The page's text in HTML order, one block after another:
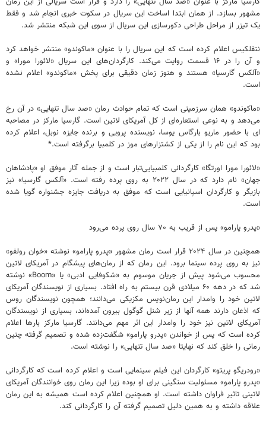
مشهور بسازد. از همان ابتدا اساخت این سریال در سکوت خبری انجام شد و فقط
یک تیزر از مراحل طراحی دکورسازی این سریال از سوی این شبکه منتشر شد.
نتفلکیس اعلام کرده است که این سریال را با عنوان «ماکوندو» منتشر خواهد کرد
و آن را در ۱۶ قسمت روایت می‌کند. کارگردان‌های این سریال «لائورا مورا» و
«آلکس گارسیا» هستند و هنوز زمان دقیقی برای پخش «ماکوندو» اعلام نشده
است.
«ماکوندو» همان سرزمینی است که تمام حوادث رمان «صد سال تنهایی» در آن رخ
می‌دهد و به نوعی استعاره‌ای از کل آمریکای لاتین است. گارسیا مارکز در مصاحبه
ای با حضور ماریو بارگاس یوسا، نویسنده پرویی و برنده جایزه نوبل، اعلام کرده
بود که این نام را از یکی از کشتزارهای موز در کلمبیا برگرفته است.*
«لائورا مورا اورتگا» کارگردانی کلمبیایی‌تبار است و از جمله آثار موفق او «پادشاهان
جهان» نام دارد که در سال ۲۰۲۲ به روی پرده رفته است. «آلکس گارسیا» نیز
بازیگر و کارگردان اسپانیایی است که موفق به دریافت جایزه‌ جشنواره گویا شده
است.
«پدرو پارامو» پس از قریب به ۷۰ سال روی پرده می‌رود
همچنین در سال ۲۰۲۴ قرار است رمان مشهور «پدرو پارامو» نوشته «خوان رولفو»
نیز به روی پرده سینما برود. این رمان که از رمان‌های پیشگام در آمریکای لاتین
محسوب می‌شود پیش از جریان موسوم به «شکوفایی ادبی» یا «Boom» نوشته
شد که در دهه ۶۰ میلادی قرن بیستم به راه افتاد. بسیاری از نویسندگان آمریکای
لاتین خود را وامدار این رمان‌نویس مکزیکی می‌دانند؛ همچون نویسندگان روس
که اذعان دارند همه‌ آنها از زیر شنل گوگول بیرون آمده‌اند، بسیاری از نویسندگان
آمریکای لاتین نیز خود را وامدار این اثر مهم می‌دانند. گارسیا مارکز بارها اعلام
کرده است که پس از خواندن «پدرو پارامو» شگفت‌زده شده و تصمیم گرفته چنین
رمانی را خلق کند که نهایتا «صد سال تنهایی» را نوشته است.
«رودریگو پریتو» کارگردان این فیلم سینمایی است و اعلام کرده است که کارگردانی
«پدرو پارامو» مسئولیت سنگینی برای او بوده زیرا این رمان روی خوانندگان آمریکای
لاتینی تاثیر فراوان داشته است. او همچنین اعلام کرده است همیشه به این رمان
علاقه داشته‌ و به همین دلیل تصمیم گرفته آن را کارگردانی کند.